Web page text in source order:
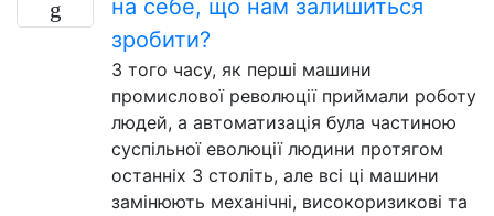
на себе, що нам залишиться
зробити?
З того часу, як перші машини
промислової революції приймали роботу
людей, а автоматизація була частиною
суспільної еволюції людини протягом
останніх 3 століть, але всі ці машини
замінюють механічні, високоризикові та